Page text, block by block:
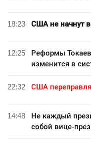
18:23 США не начнут
12:25
Реформы
изменится в
22:32 США
14:48
Не каждый
собой вице-